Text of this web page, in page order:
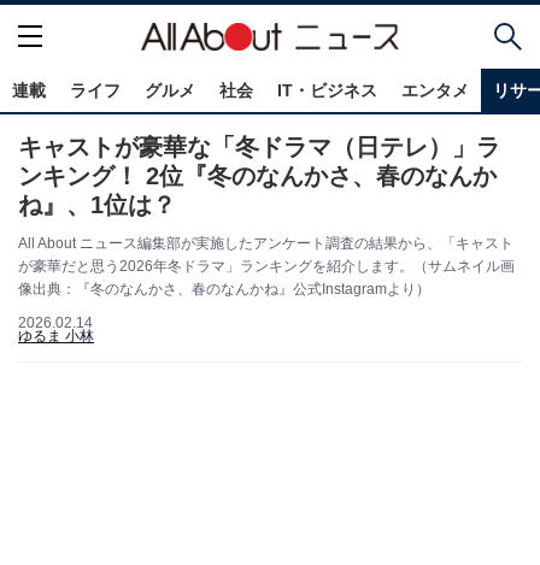
連載 ライフ グルメ 社会 IT・ビジネス エンタメ リサ
キャストが豪華な「冬ドラマ（日テレ）」ラ
ンキング！ 2位『冬のなんかさ、春のなんか
ね』、1位は？
All About ニュース編集部が実施したアンケート調査の結果から、「キャスト
が豪華だと思う2026年冬ドラマ」ランキングを紹介します。（サムネイル画
像出典：『冬のなんかさ、春のなんかね』公式Instagramより）
2026.02.14
ゆるま 小林